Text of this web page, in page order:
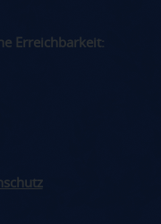
Erreichbarkeit: